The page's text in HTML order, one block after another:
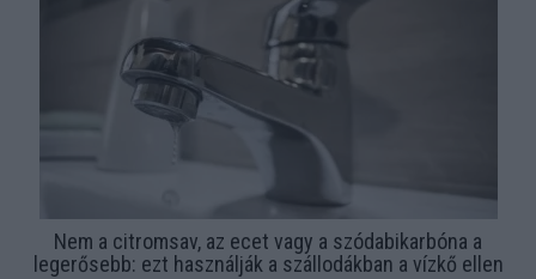
Nem a citromsav, az ecet vagy a szódabikarbóna a
legerősebb: ezt használják a szállodákban a vízkő ellen